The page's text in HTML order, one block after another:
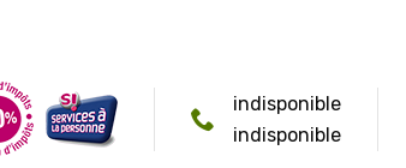
indisponible
indisponible